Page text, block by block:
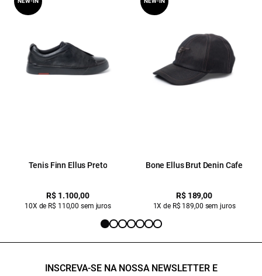
Tenis Finn Ellus Preto
R$ 1.100,00
10X de R$ 110,00 sem juros
Bone Ellus Brut Denin Cafe
R$ 189,00
1X de R$ 189,00 sem juros
INSCREVA-SE NA NOSSA NEWSLETTER E